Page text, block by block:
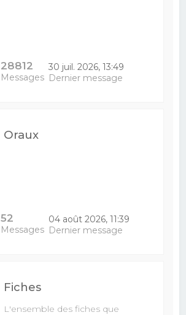
28812
Messages
30 juil. 2026, 13:49
Dernier message
Oraux
52
Messages
04 août 2026, 11:39
Dernier message
Fiches
L'ensemble des fiches que